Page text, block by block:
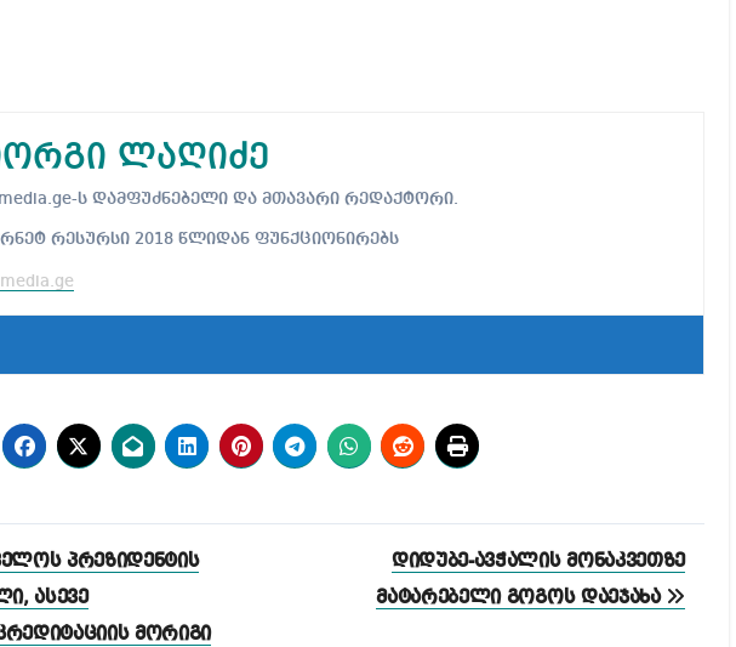
ლაღიძე
ს დამფუძნებელი და მთავარი რედაქტორი.
რესურსი 2018 წლიდან ფუნქციონირებს
პრეზიდენტის
ასევე
მორიგი
დიდუბე-ავჭალის მონაკვეთზე
მატარებელი გოგოს დაეჯახა